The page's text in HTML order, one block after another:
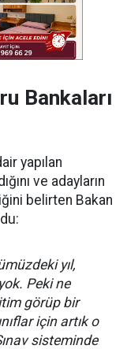
Bankaları
yapılan
ve adayların
belirten Bakan
yıl,
Peki ne
görüp bir
için artık o
sisteminde